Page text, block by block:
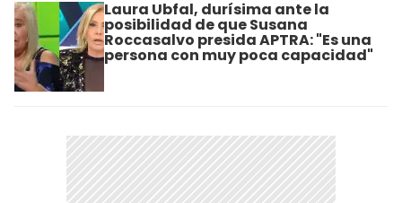
Laura Ubfal, durísima ante la
posibilidad de que Susana
Roccasalvo presida APTRA: "Es una
persona con muy poca capacidad"